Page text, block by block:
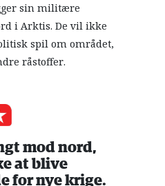
sin militære
i Arktis. De vil ikke
spil om området,
råstoffer.
mod nord,
at blive
for nye krige.